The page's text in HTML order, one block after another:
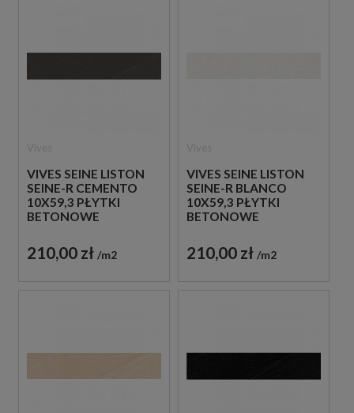
VIVES SEINE LISTON
SEINE-R CEMENTO
10X59,3 PŁYTKI
BETONOWE
210,00 zł m2
VIVES SEINE LISTON
SEINE-R BLANCO
10X59,3 PŁYTKI
BETONOWE
210,00 zł m2